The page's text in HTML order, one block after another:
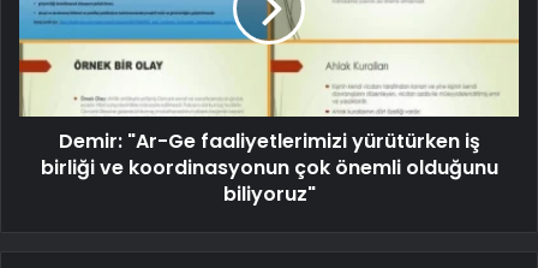
Demir: "Ar-Ge faaliyetlerimizi yürütürken iş
birliği ve koordinasyonun çok önemli olduğunu
biliyoruz"